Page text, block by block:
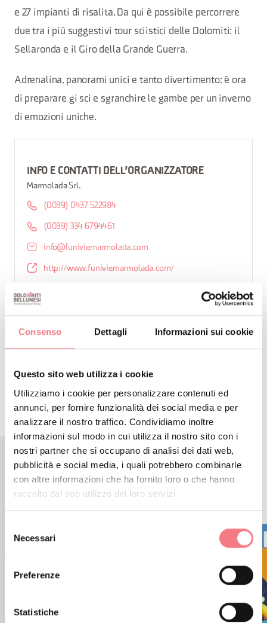
Consenso Dettagli Informazioni sui cookie
Questo sito web utilizza i cookie
Utilizziamo i cookie per personalizzare contenuti ed
annunci, per fornire funzionalità dei social media e per
analizzare il nostro traffico. Condividiamo inoltre
informazioni sul modo in cui utilizza il nostro sito con i
nostri partner che si occupano di analisi dei dati web,
pubblicità e social media, i quali potrebbero combinarle
con altre informazioni che ha fornito loro o che hanno
raccolto dal suo utilizzo dei loro servizi.
delNecessari
Preferenze
Statistiche
e 27 impianti di risalita. Da qui è possibile percorrere
due tra i più suggestivi tour sciistici delle Dolomiti: il
Sellaronda e il Giro della Grande Guerra.
Adrenalina, panorami unici e tanto divertimento: è ora
di preparare gi sci e sgranchire le gambe per un inverno
di emozioni uniche.
INFO E CONTATTI DELL'ORGANIZZATORE
Marmolada Srl.
(0039) 0437 522984
(0039) 334 6794461
info@funiviemarmolada.com
http://www.funiviemarmolada.com/
EVENTI CORRELATI
ALTRI EVENTI